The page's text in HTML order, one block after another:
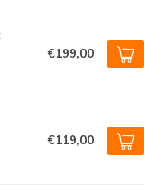
€199,00
€119,00